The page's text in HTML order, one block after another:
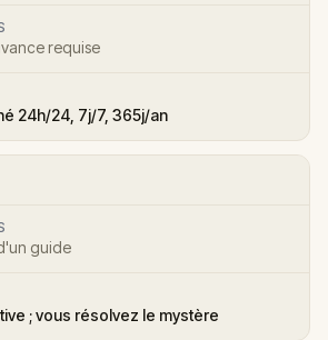
requise
24h/24, 7j/7, 365j/an
guide
; vous résolvez le mystère